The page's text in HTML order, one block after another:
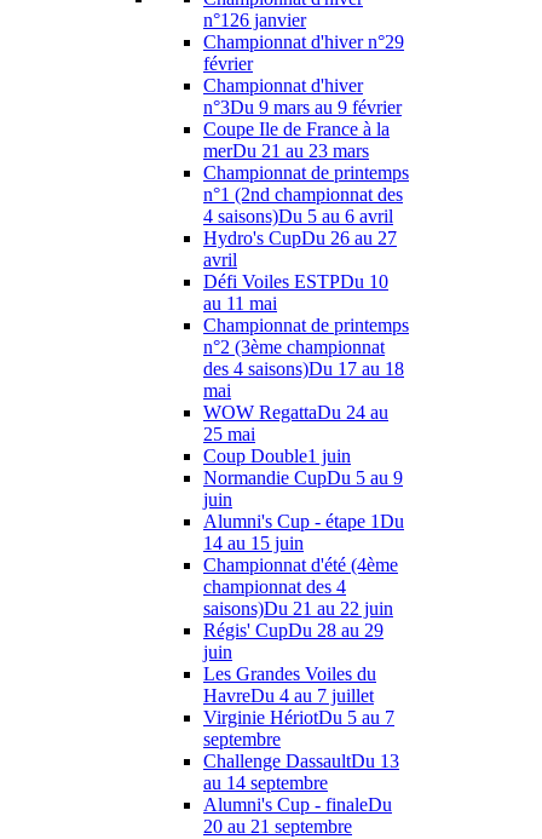
n°1 26 janvier
Championnat d'hiver n°29
février
Championnat d'hiver
n°3Du 9 mars au 9 février
Coupe Ile de France à la
merDu 21 au 23 mars
Championnat de printemps
n°1 (2nd championnat des
4 saisons)Du 5 au 6 avril
Hydro's CupDu 26 au 27
avril
Défi Voiles ESTPDu 10
au 11 mai
Championnat de printemps
n°2 (3ème championnat
des 4 saisons)Du 17 au 18
mai
WOW RegattaDu 24 au
25 mai
Coup Double1 juin
Normandie CupDu 5 au 9
juin
Alumni's Cup - étape 1Du
14 au 15 juin
Championnat d'été (4ème
championnat des 4
saisons)Du 21 au 22 juin
Régis' CupDu 28 au 29
juin
Les Grandes Voiles du
HavreDu 4 au 7 juillet
Virginie HériotDu 5 au 7
septembre
Challenge DassaultDu 13
au 14 septembre
Alumni's Cup - finaleDu
20 au 21 septembre